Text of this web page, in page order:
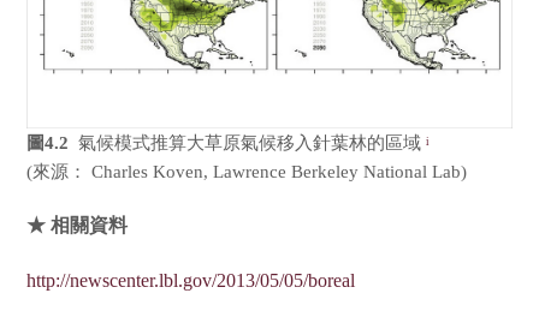
圖4.2 氣候模式推算大草原氣候移入針葉林的區域i
(來源： Charles Koven, Lawrence Berkeley National Lab)
★ 相關資料
http://newscenter.lbl.gov/2013/05/05/boreal